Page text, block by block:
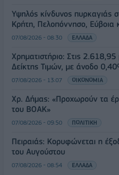
Υψηλός κίνδυνος πυρκαγιάς
Κρήτη, Πελοπόννησο, Εύβοια
07/08/2026 - 08:30 ΕΛΛΑΔΑ
Χρηματιστήριο: Στις
Δείκτης Τιμών, με άνοδο
07/08/2026 - 13:07 ΟΙΚΟΝΟΜΙΑ
Χρ. Δήμας: «Προχωρούν τα
του ΒΟΑΚ»
07/08/2026 - 09:50 ΠΟΛΙΤΙΚΗ
Πειραιάς: Κορυφώνεται η
του Αυγούστου
07/08/2026 - 08:54 ΕΛΛΑΔΑ